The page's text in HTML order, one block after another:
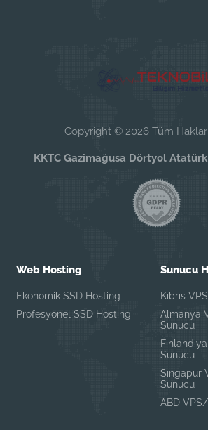
Copyright © 2026 Tüm Hakları
KKTC Gazimağusa Dörtyol Atatürk
Web Hosting
Ekonomik SSD Hosting
Profesyonel SSD Hosting
Sunucu
Kıbrıs
Almanya
Sunucu
Sunucu
Singapur
Sunucu
ABD